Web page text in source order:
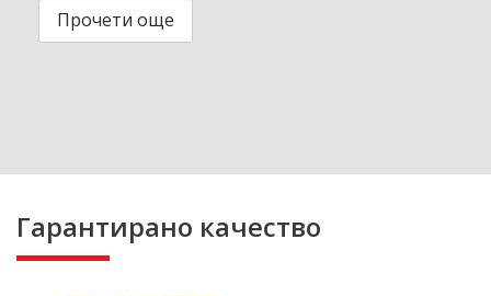
Прочети още
Гарантирано качество